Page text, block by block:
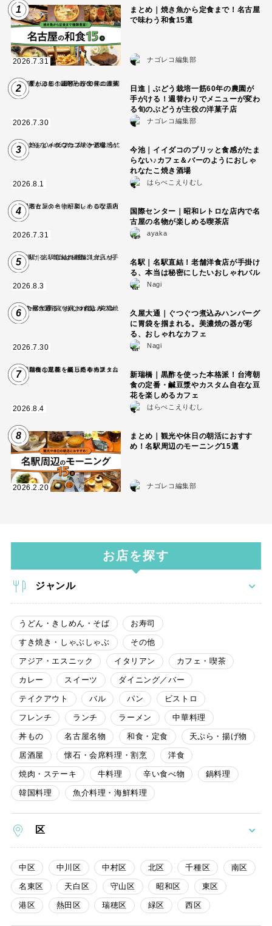
1
2026.7.31
まとめ｜焼き魚から定食まで！名古屋
で味わう和食15選
ナゴレコ編集部
2
2026.7.30
日進｜ぶどう栽培一筋60年の農園が
手がける！週替わりでメニューが変わ
る旬のぶどうが主役の洋菓子店
ナゴレコ編集部
3
2026.8.1
今池｜イイダコのプリッと食感がたま
らない♪カフェ＆バーのようにおしゃ
れなたこ焼き酒場
はらぺこえりむし
4
2026.7.31
国際センター｜昭和レトロな店内で名
古屋の名物が楽しめる喫茶店
ayaka
5
2026.8.3
名駅｜名駅直結！老舗洋食店が手掛け
る、本当は秘密にしたいおしゃれバル
Nagi
6
2026.7.30
久屋大通｜ぐつぐつ煮込みハンバーグ
に胃袋を掴まれる。美濃焼の器が彩
る、おしゃれなカフェ
Nagi
7
2026.8.4
新瑞橋｜黒酢を使った本格派！台湾朝
食の定番・鹹豆漿やカスタム自在な豆
花を楽しめるカフェ
はらぺこえりむし
8
2026.2.20
まとめ｜観光や休日の朝活におすす
め！名駅周辺のモーニング15選
ナゴレコ編集部
お店を探す
ジャンル
うどん・きしめん・そば お寿司
すき焼き・しゃぶしゃぶ その他
アジア・エスニック イタリアン カフェ・喫茶
カレー スイーツ ダイニング／バー
テイクアウト バル パン ビストロ
フレンチ ランチ ラーメン 中華料理
丼もの 名古屋名物 和食・定食 天ぷら・揚げ物
居酒屋 懐石・会席料理・割烹 洋食
焼肉・ステーキ 牛料理 辛い食べ物 鍋料理
韓国料理 魚介料理・海鮮料理
区
中区 中川区 中村区 北区 千種区 南区
名東区 天白区 守山区 昭和区 東区
港区 熱田区 瑞穂区 緑区 西区